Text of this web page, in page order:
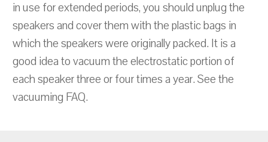
in use for extended periods, you should unplug the
speakers and cover them with the plastic bags in
which the speakers were originally packed. It is a
good idea to vacuum the electrostatic portion of
each speaker three or four times a year. See the
vacuuming FAQ.